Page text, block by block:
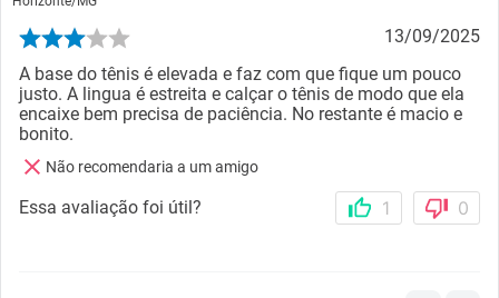
13/09/2025
A base do tênis é elevada e faz com que fique um pouco
justo. A lingua é estreita e calçar o tênis de modo que ela
encaixe bem precisa de paciência. No restante é macio e
bonito.
Não recomendaria a um amigo
Essa avaliação foi útil? 1 0